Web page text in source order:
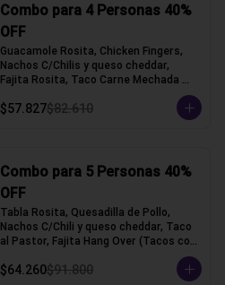
Combo para 4 Personas 40%
OFF
Guacamole Rosita, Chicken Fingers,
Nachos C/Chilis y queso cheddar,
Fajita Rosita, Taco Carne Mechada
$57.827$82.610
Combo para 5 Personas 40%
OFF
Tabla Rosita, Quesadilla de Pollo,
Nachos C/Chili y queso cheddar, Taco
al Pastor, Fajita Hang Over (Tacos con
$64.260$91.800